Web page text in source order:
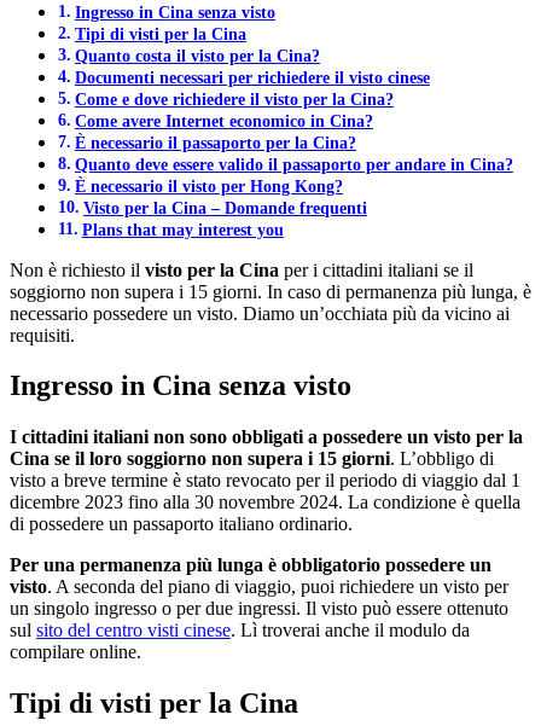
Ingresso in Cina senza visto
Tipi di visti per la Cina
Quanto costa il visto per la Cina?
Documenti necessari per richiedere il visto cinese
Come e dove richiedere il visto per la Cina?
Come avere Internet economico in Cina?
È necessario il passaporto per la Cina?
Quanto deve essere valido il passaporto per andare in Cina?
È necessario il visto per Hong Kong?
Visto per la Cina – Domande frequenti
Plans that may interest you
Non è richiesto il visto per la Cina per i cittadini italiani se il
soggiorno non supera i 15 giorni. In caso di permanenza più lunga, è
necessario possedere un visto. Diamo un’occhiata più da vicino ai
requisiti.
Ingresso in Cina senza visto
I cittadini italiani non sono obbligati a possedere un visto per la
Cina se il loro soggiorno non supera i 15 giorni. L’obbligo di
visto a breve termine è stato revocato per il periodo di viaggio dal 1
dicembre 2023 fino alla 30 novembre 2024. La condizione è quella
di possedere un passaporto italiano ordinario.
Per una permanenza più lunga è obbligatorio possedere un
visto. A seconda del piano di viaggio, puoi richiedere un visto per
un singolo ingresso o per due ingressi. Il visto può essere ottenuto
sul sito del centro visti cinese. Lì troverai anche il modulo da
compilare online.
Tipi di visti per la Cina